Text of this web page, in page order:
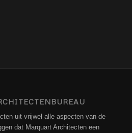
uit vrijwel alle aspecten van de
dat Marquart Architecten een